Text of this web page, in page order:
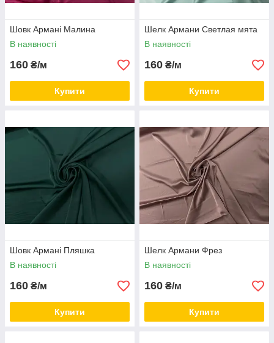
Шовк Армані Малина
В наявності
160 ₴/м
Купити
Шелк Армани Светлая мята
В наявності
160 ₴/м
Купити
Шовк Армані Пляшка
В наявності
160 ₴/м
Купити
Шелк Армани Фрез
В наявності
160 ₴/м
Купити